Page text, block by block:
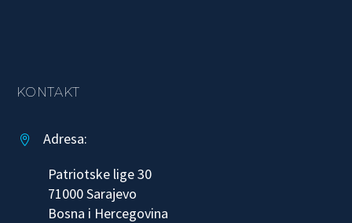
KONTAKT


Adresa:
Patriotske lige 30
71000 Sarajevo
Bosna i Hercegovina